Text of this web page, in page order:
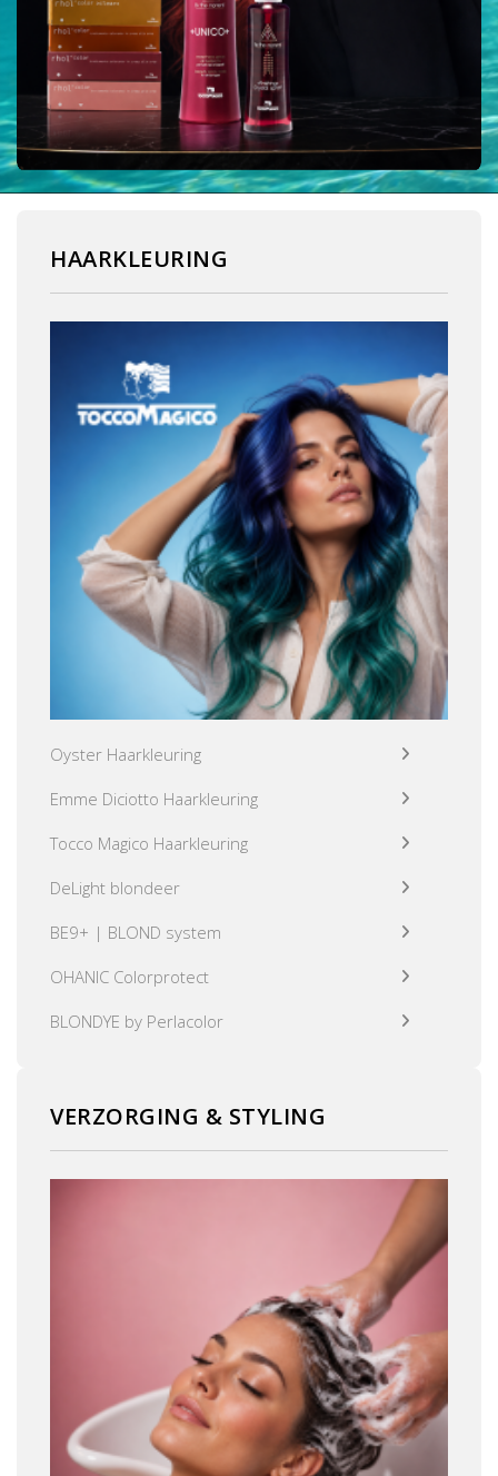
HAARKLEURING
Oyster Haarkleuring
Emme Diciotto Haarkleuring
Tocco Magico Haarkleuring
DeLight blondeer
BE9+ | BLOND system
OHANIC Colorprotect
BLONDYE by Perlacolor
VERZORGING & STYLING